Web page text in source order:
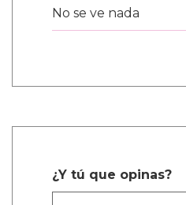
No se ve nada
¿Y tú que opinas?